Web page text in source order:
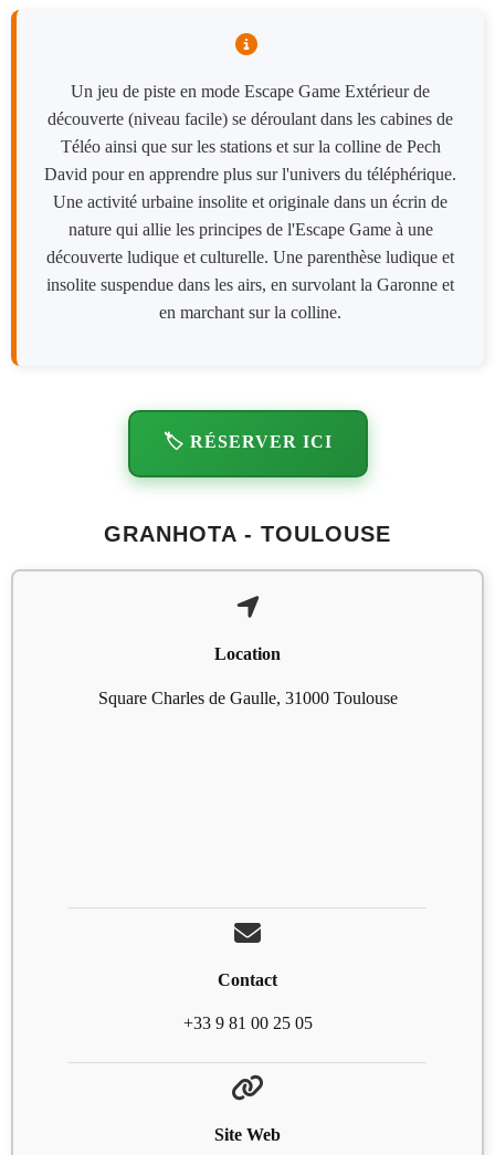
Un jeu de piste en mode Escape Game Extérieur de
découverte (niveau facile) se déroulant dans les cabines de
Téléo ainsi que sur les stations et sur la colline de Pech
David pour en apprendre plus sur l'univers du téléphérique.
Une activité urbaine insolite et originale dans un écrin de
nature qui allie les principes de l'Escape Game à une
découverte ludique et culturelle. Une parenthèse ludique et
insolite suspendue dans les airs, en survolant la Garonne et
en marchant sur la colline.
🏷️ RÉSERVER ICI
GRANHOTA - TOULOUSE
Location
Square Charles de Gaulle, 31000 Toulouse
Contact
+33 9 81 00 25 05
Site Web